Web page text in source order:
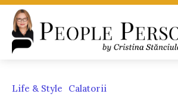
Life & Style Calatorii